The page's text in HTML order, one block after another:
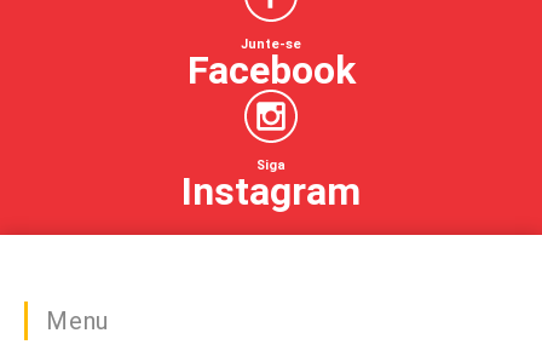
Junte-se
Facebook
Siga
Instagram
Menu